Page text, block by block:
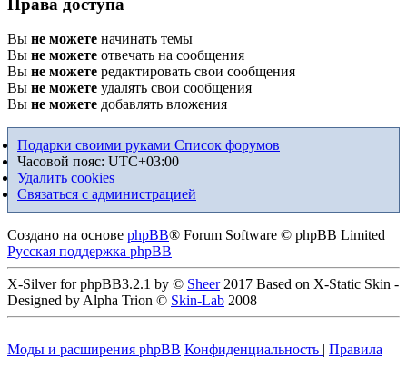
Вы не можете начинать темы
Вы не можете отвечать на сообщения
Вы не можете редактировать свои сообщения
Вы не можете удалять свои сообщения
Вы не можете добавлять вложения
Подарки своими руками Список форумов
Часовой пояс: UTC+03:00
Удалить cookies
Связаться с администрацией
Создано на основе phpBB® Forum Software © phpBB Limited
Русская поддержка phpBB
X-Silver for phpBB3.2.1 by © Sheer2017 Based on X-Static Skin -
Designed by Alpha Trion © Skin-Lab 2008
Моды и расширения phpBB Конфиденциальность | Правила